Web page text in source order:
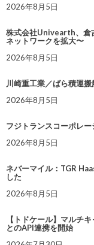
2026年8月5日
株式会社Univearth、倉
ネットワークを拡大〜
2026年8月5日
川崎重工業／ばら積運
2026年8月5日
フジトランスコーポレ
2026年8月5日
ネバーマイル：TGR
した
2026年8月5日
【トドケール】マルチ
とのAPI連携を開始